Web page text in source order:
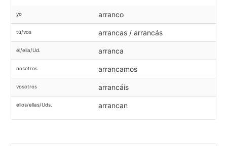
yo arranco
tú/vos arrancas / arrancás
él/ella/Ud. arranca
nosotros arrancamos
vosotros arrancáis
ellos/ellas/Uds. arrancan